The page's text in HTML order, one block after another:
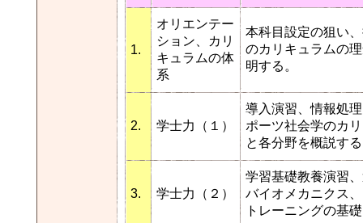
1.
オリエンテー
ション、カリ
キュラムの体
系
本科目設定の狙い
のカリキュラムの
明する。
2. 学士力（１）
導入演習、情報処
ポーツ社会学のカ
と各分野を概説す
3. 学士力（２）
学習基礎教養演習
バイオメカニクス
トレーニングの基